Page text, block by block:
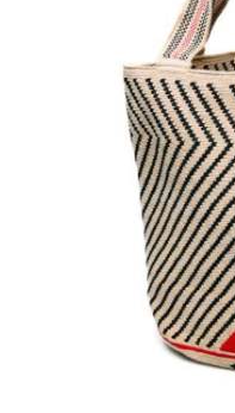
€
al